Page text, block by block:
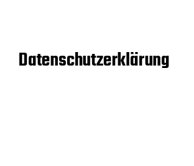
Datenschutzerklärung